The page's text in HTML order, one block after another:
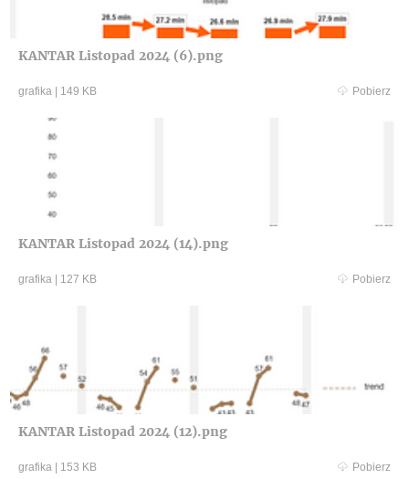
KANTAR Listopad 2024 (6).png
grafika 149 KB Pobierz
KANTAR Listopad 2024 (14).png
grafika 127 KB Pobierz
KANTAR Listopad 2024 (12).png
grafika 153 KB Pobierz